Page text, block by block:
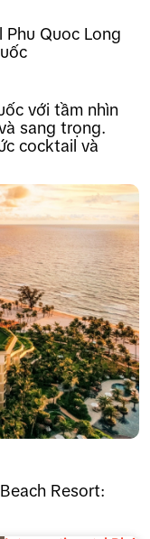
Quoc Long
với tầm nhìn
sang trọng.
cocktail và
Resort: